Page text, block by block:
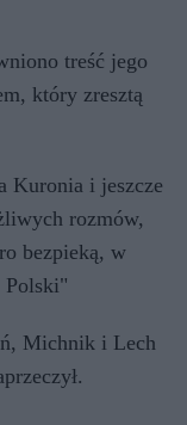
treść jego
który zresztą
Kuronia i jeszcze
rozmów,
bezpieką, w
Polski"
Michnik i Lech